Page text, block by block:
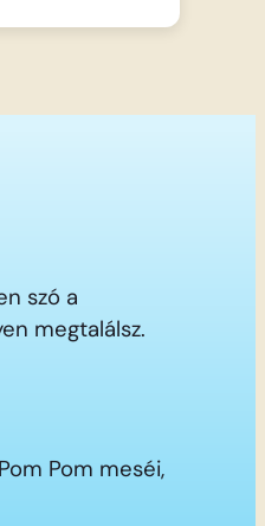
szó a
megtalálsz.
Pom meséi,